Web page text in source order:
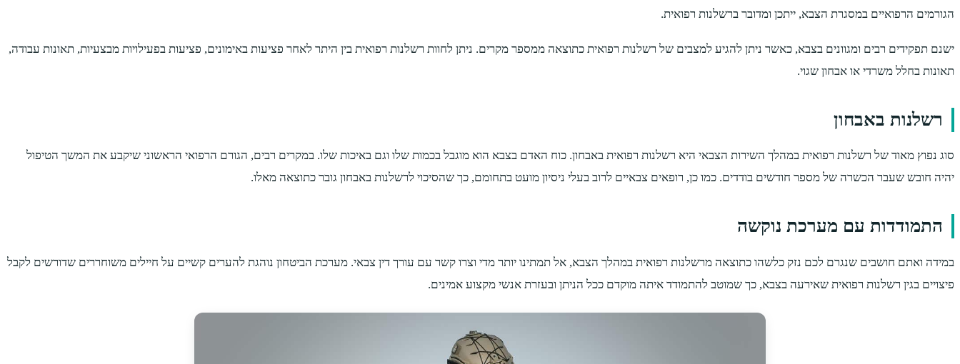
הגורמים הרפואיים במסגרת הצבא, ייתכן ומדובר ברשלנות רפואית.
ישנם תפקידים רבים ומגוונים בצבא, כאשר ניתן להגיע למצבים של רשלנות רפואית כתוצאה ממספר מקרים. ניתן לחוות רשלנות רפואית בין היתר לאחר פציעות באימונים, פציעות בפעילויות מבצעיות, תאונות עבודה,
תאונות בחלל משרדי או אבחון שגוי.
רשלנות באבחון
סוג נפוץ מאוד של רשלנות רפואית במהלך השירות הצבאי היא רשלנות רפואית באבחון. כוח האדם בצבא הוא מוגבל בכמות שלו וגם באיכות שלו. במקרים רבים, הגורם הרפואי הראשוני שיקבע את המשך הטיפול
יהיה חובש שעבר הכשרה של מספר חודשים בודדים. כמו כן, רופאים צבאיים לרוב בעלי ניסיון מועט בתחומם, כך שהסיכוי לרשלנות באבחון גובר כתוצאה מאלו.
התמודדות עם מערכת נוקשה
במידה ואתם חושבים שנגרם לכם נזק כלשהו כתוצאה מרשלנות רפואית במהלך הצבא, אל תמתינו יותר מדי וצרו קשר עם עורך דין צבאי. מערכת הביטחון נוהגת להערים קשיים על חיילים משוחררים שדורשים לקבל
פיצויים בגין רשלנות רפואית שאירעה בצבא, כך שמוטב להתמודד איתה מוקדם ככל הניתן ובעזרת אנשי מקצוע אמינים.